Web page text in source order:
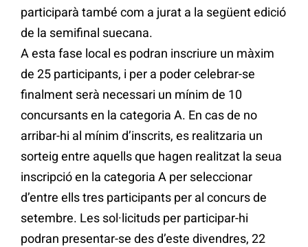
participarà també com a jurat a la següent edició
de la semifinal suecana.
A esta fase local es podran inscriure un màxim
de 25 participants, i per a poder celebrar-se
finalment serà necessari un mínim de 10
concursants en la categoria A. En cas de no
arribar-hi al mínim d’inscrits, es realitzaria un
sorteig entre aquells que hagen realitzat la seua
inscripció en la categoria A per seleccionar
d’entre ells tres participants per al concurs de
setembre. Les sol·licituds per participar-hi
podran presentar-se des d’este divendres, 22